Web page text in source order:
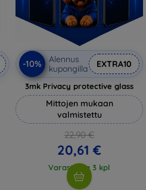
-10%
Alennus
kupongilla
EXTRA10
3mk Privacy protective glass
Mittojen mukaan
valmistettu
22,90 €
20,61 €
Varastossa 3 kpl